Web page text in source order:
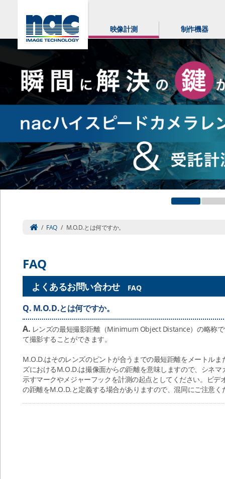
映像計測 制作機器
/ FAQ / M.O.D.とは何ですか。
FAQ
よくあるお問い合わせ FAQ
Q. M.O.D.とは何ですか。
A. レンズの最短撮影距離（Minimum Object Distance）の略称
て撮影することができます。
M.O.D.はそのレンズのピントが合うまでの最短距離をメートル
ズにおけるM.O.D.は撮像面からの距離を意味しますので、シネ
示すマークやメジャーフックを計測の起点としてください。ビ
の距離をM.O.D.と定義する場合がありますので、混同にご注意く